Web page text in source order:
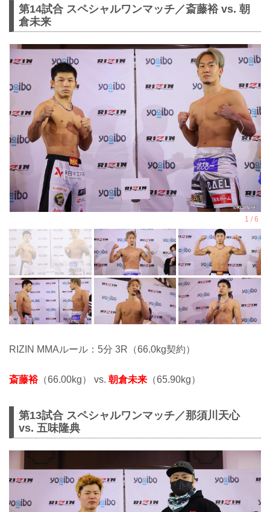
第14試合 スペシャルワンマッチ／斎藤裕 vs. 朝
倉未来
RIZIN MMAルール：5分 3R（66.0kg契約）
斎藤裕（66.00kg） vs. 朝倉未来 （65.90kg）
第13試合 スペシャルワンマッチ／那須川天心
vs. 五味隆典